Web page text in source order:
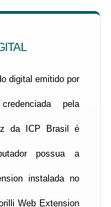
digital emitido por
pela
da ICP Brasil é
possua a
instalada no
Web Extension